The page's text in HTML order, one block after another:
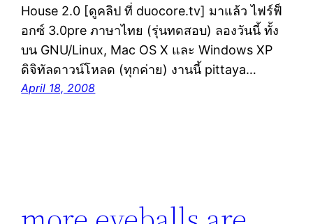
House 2.0 [ดูคลิป ที่ duocore.tv] มาแล้ว ไฟร์ฟ็
อกซ์ 3.0pre ภาษาไทย (รุ่นทดสอบ) ลองวันนี้ ทั้ง
บน GNU/Linux, Mac OS X และ Windows XP
ดิจิทัลดาวน์โหลด (ทุกค่าย) งานนี้ pittaya…
April 18, 2008